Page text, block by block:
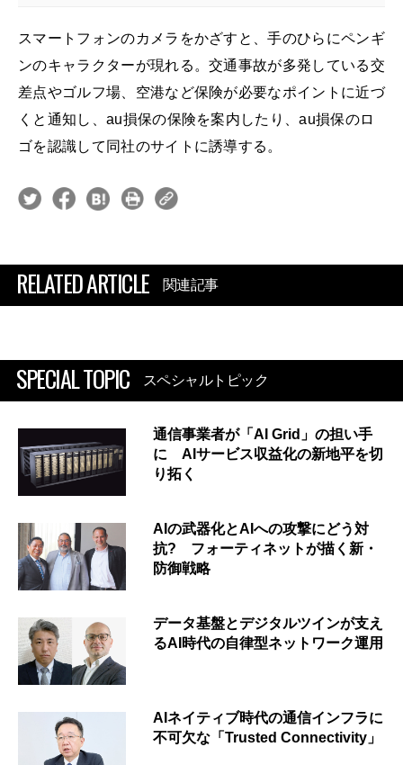
スマートフォンのカメラをかざすと、手のひらにペンギ
ンのキャラクターが現れる。交通事故が多発している交
差点やゴルフ場、空港など保険が必要なポイントに近づ
くと通知し、au損保の保険を案内したり、au損保のロ
ゴを認識して同社のサイトに誘導する。
RELATED ARTICLE 関連記事
SPECIAL TOPIC スペシャルトピック
通信事業者が「AI Grid」の担い手
に AIサービス収益化の新地平を切
り拓く
AIの武器化とAIへの攻撃にどう対
抗? フォーティネットが描く新・
防御戦略
データ基盤とデジタルツインが支え
るAI時代の自律型ネットワーク運用
AIネイティブ時代の通信インフラに
不可欠な「Trusted Connectivity」